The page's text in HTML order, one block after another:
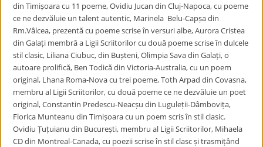
din Timișoara cu 11 poeme, Ovidiu Jucan din Cluj-Napoca, cu poeme
ce ne dezvăluie un talent autentic, Marinela Belu-Capșa din
Rm.Vâlcea, prezentă cu poeme scrise în versuri albe, Aurora Cristea
din Galați membră a Ligii Scriitorilor cu două poeme scrise în dulcele
stil clasic, Liliana Ciubuc, din Bușteni, Olimpia Sava din Galați, o
autoare prolifică, Ben Todică din Victoria-Australia, cu un poem
original, Lhana Roma-Nova cu trei poeme, Toth Arpad din Covasna,
membru al Ligii Scriitorilor, cu două poeme ce ne dezvăluie un poet
original, Constantin Predescu-Neacșu din Luguleții-Dâmbovița,
Florica Munteanu din Timișoara cu un poem scris în stil clasic.
Ovidiu Țuțuianu din București, membru al Ligii Scriitorilor, Mihaela
CD din Montreal-Canada, cu poezii scrise în stil clasc și trasmițând